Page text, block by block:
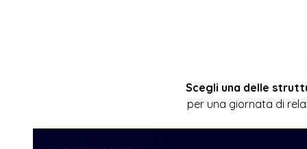
Scegli una delle
per una giornata di